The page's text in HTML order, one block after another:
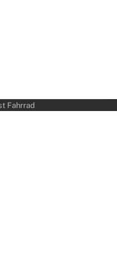
Fahrrad